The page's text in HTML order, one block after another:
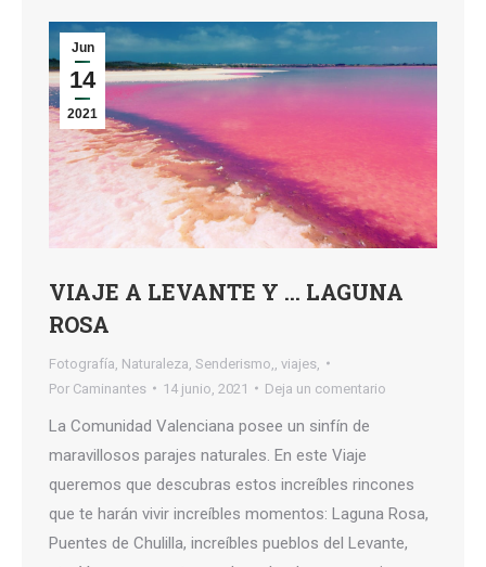
Jun
14
2021
VIAJE A LEVANTE Y … LAGUNA
ROSA
Fotografía Naturaleza Senderismo,
viajes,
Por Caminantes 14 junio, 2021 Deja un comentario
La Comunidad Valenciana posee un sinfín de
maravillosos parajes naturales. En este Viaje
queremos que descubras estos increíbles rincones
que te harán vivir increíbles momentos: Laguna Rosa,
Puentes de Chulilla, increíbles pueblos del Levante,